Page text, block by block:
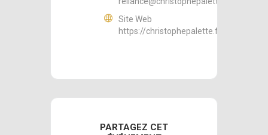
Site Web
https://christophepalette.fr
PARTAGEZ CET